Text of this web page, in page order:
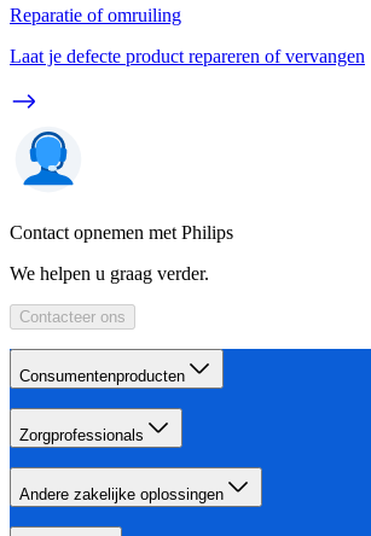
Reparatie of omruiling
Laat je defecte product repareren of vervangen
Contact opnemen met Philips
We helpen u graag verder.
Contacteer ons
Consumentenproducten
Zorgprofessionals
Andere zakelijke oplossingen